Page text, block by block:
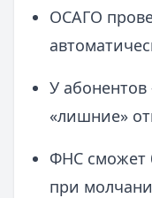
ОСАГО
У
«лишние»
ФНС сможет
при